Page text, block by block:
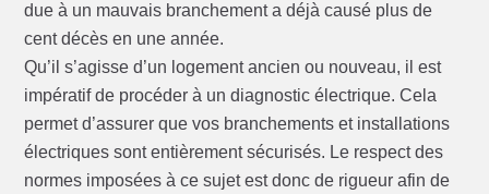
due à un mauvais branchement a déjà causé plus de
cent décès en une année.
Qu’il s’agisse d’un logement ancien ou nouveau, il est
impératif de procéder à un diagnostic électrique. Cela
permet d’assurer que vos branchements et installations
électriques sont entièrement sécurisés. Le respect des
normes imposées à ce sujet est donc de rigueur afin de